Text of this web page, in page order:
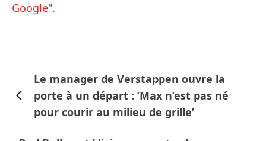
Google".
Le manager de Verstappen ouvre la
porte à un départ : ’Max n’est pas né
pour courir au milieu de grille’